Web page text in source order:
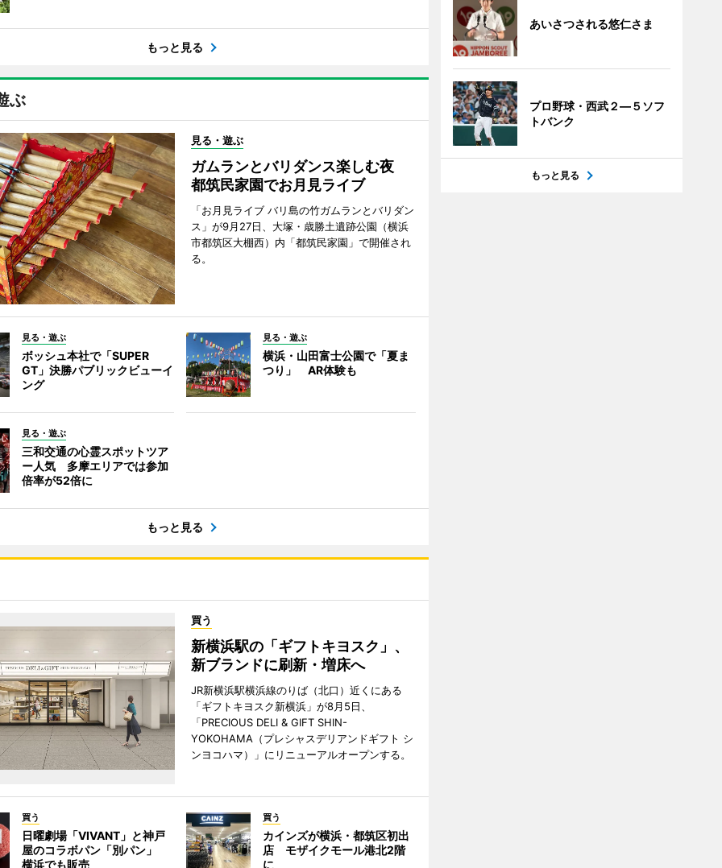
もっと見る
ぶ
見る・遊ぶ
ガムランとバリダンス楽しむ夜
都筑民家園でお月見ライブ
「お月見ライブ バリ島の竹ガムランとバリダン
ス」が9月27日、大塚・歳勝土遺跡公園（横浜
市都筑区大棚西）内「都筑民家園」で開催され
る。
見る・遊ぶ
ボッシュ本社で「SUPER
GT」決勝パブリックビューイ
ング
見る・遊ぶ
横浜・山田富士公園で「夏ま
つり」 AR体験も
見る・遊ぶ
三和交通の心霊スポットツア
ー人気 多摩エリアでは参加
倍率が52倍に
もっと見る
買う
新横浜駅の「ギフトキヨスク」、
新ブランドに刷新・増床へ
JR新横浜駅横浜線のりば（北口）近くにある
「ギフトキヨスク新横浜」が8月5日、
「PRECIOUS DELI & GIFT SHIN-
YOKOHAMA（プレシャスデリアンドギフト シ
ンヨコハマ）」にリニューアルオープンする。
買う
日曜劇場「VIVANT」と神戸
屋のコラボパン「別パン」
横浜でも販売
買う
カインズが横浜・都筑区初出
店 モザイクモール港北2階
に
あいさつされる悠仁さま
プロ野球・西武２―５ソフ
トバンク
もっと見る